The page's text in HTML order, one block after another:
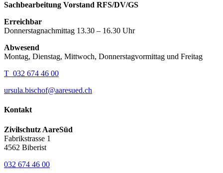
Sachbearbeitung Vorstand RFS/DV/GS
Erreichbar
Donnerstagnachmittag 13.30 – 16.30 Uhr
Abwesend
Montag, Dienstag, Mittwoch, Donnerstagvormittag und Freitag
T 032 674 46 00
ursula.bischof@aaresued.ch
Kontakt
Zivilschutz AareSüd
Fabrikstrasse 1
4562 Biberist
032 674 46 00